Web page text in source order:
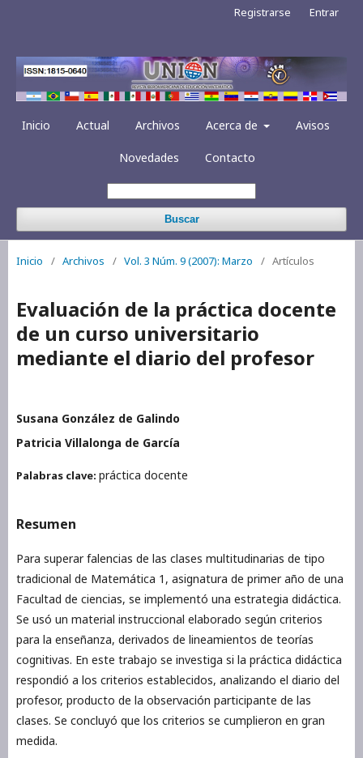
Inicio Actual Archivos Acerca de Avisos
Novedades Contacto
Buscar
Registrarse Entrar
Inicio / Archivos / Vol. 3 Núm. 9 (2007): Marzo / Artículos
Evaluación de la práctica docente
de un curso universitario
mediante el diario del profesor
Susana González de Galindo
Patricia Villalonga de García
Palabras clave: práctica docente
Resumen
Para superar falencias de las clases multitudinarias de tipo
tradicional de Matemática 1, asignatura de primer año de una
Facultad de ciencias, se implementó una estrategia didáctica.
Se usó un material instruccional elaborado según criterios
para la enseñanza, derivados de lineamientos de teorías
cognitivas. En este trabajo se investiga si la práctica didáctica
respondió a los criterios establecidos, analizando el diario del
profesor, producto de la observación participante de las
clases. Se concluyó que los criterios se cumplieron en gran
medida.